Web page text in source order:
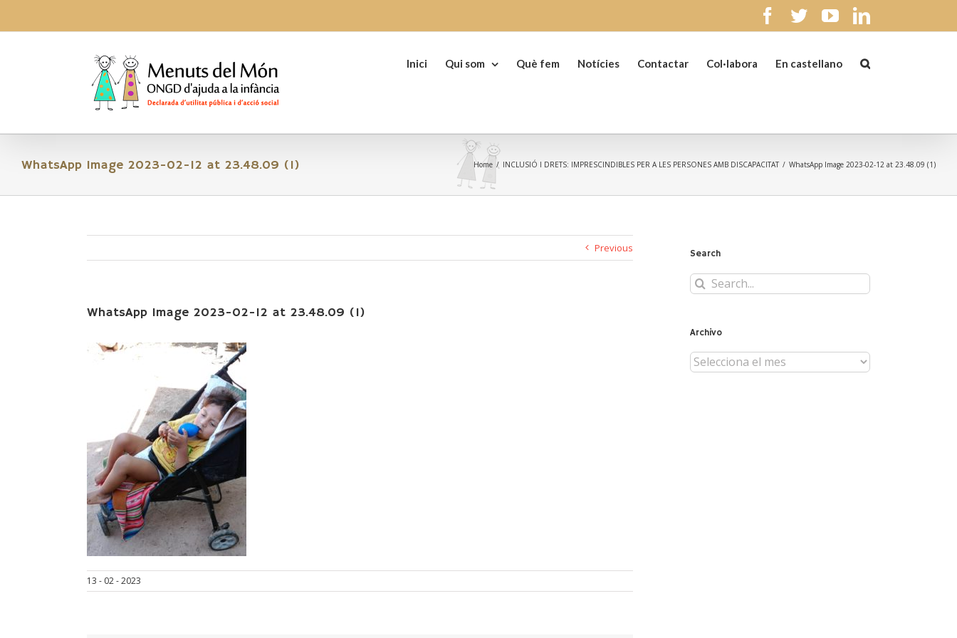
content
facebook
twitteryoutubelinkedin
Inici
Qui som Què fem Notícies Contactar Col·labora En castellano
WhatsApp Image 2023-02-12 at 23.48.09 (1) Home / INCLUSIÓ I DRETS: IMPRESCINDIBLES PER A LES PERSONES AMB DISCAPACITAT / WhatsApp Image 2023-02-12 at 23.48.09 (1)
Previous
WhatsApp Image 2023-02-12 at 23.48.09 (1)
13 - 02 - 2023
Search
Search
for:
Archivo
Archivo